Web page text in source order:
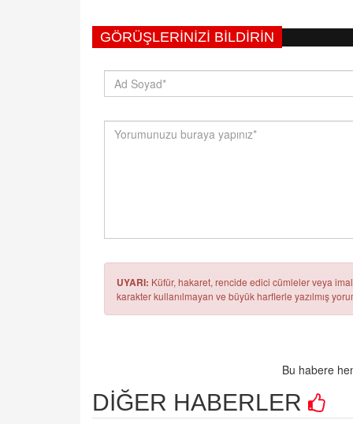
GÖRÜŞLERINIZI BILDIRIN
UYARI: Küfür, hakaret, rencide edici cümleler veya
karakter kullanılmayan ve büyük harflerle yazılmış
Bu habere
DİĞER HABERLER